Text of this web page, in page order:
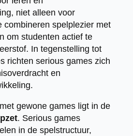
niet alleen voor
combineren spelplezier met
om studenten actief te
In tegenstelling tot
richten serious games zich
en
gewone games ligt in de
. Serious games
in de spelstructuur,